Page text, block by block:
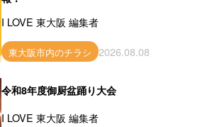
I LOVE 東大阪 編集者
東大阪市内のチラシ 2026.08.08
令和8年度御厨盆踊り大会
I LOVE 東大阪 編集者